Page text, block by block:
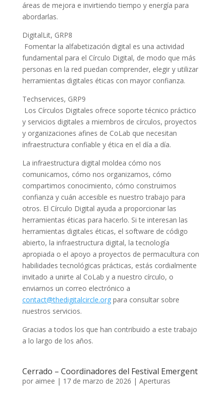
áreas de mejora e invirtiendo tiempo y energía para
abordarlas.
DigitalLit, GRP8
Fomentar la alfabetización digital es una actividad
fundamental para el Círculo Digital, de modo que más
personas en la red puedan comprender, elegir y utilizar
herramientas digitales éticas con mayor confianza.
Techservices, GRP9
Los Círculos Digitales ofrece soporte técnico práctico
y servicios digitales a miembros de círculos, proyectos
y organizaciones afines de CoLab que necesitan
infraestructura confiable y ética en el día a día.
La infraestructura digital moldea cómo nos
comunicamos, cómo nos organizamos, cómo
compartimos conocimiento, cómo construimos
confianza y cuán accesible es nuestro trabajo para
otros. El Círculo Digital ayuda a proporcionar las
herramientas éticas para hacerlo. Si te interesan las
herramientas digitales éticas, el software de código
abierto, la infraestructura digital, la tecnología
apropiada o el apoyo a proyectos de permacultura con
habilidades tecnológicas prácticas, estás cordialmente
invitado a unirte al CoLab y a nuestro círculo, o
enviarnos un correo electrónico a
contact@thedigitalcircle.orgpara consultar sobre
nuestros servicios.
Gracias a todos los que han contribuido a este trabajo
a lo largo de los años.
Cerrado – Coordinadores del Festival Emergent
por aimee | 17 de marzo de 2026 | Aperturas